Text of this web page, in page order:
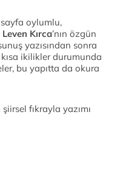
oylumlu,
Leven Kırca’nın özgün
yazısından sonra
ikilikler durumunda
bu yapıtta da okura
fıkrayla yazımı